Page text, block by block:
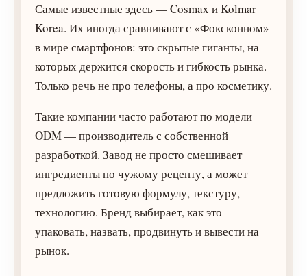
Самые известные здесь — Cosmax и Kolmar
Korea. Их иногда сравнивают с «Фоксконном»
в мире смартфонов: это скрытые гиганты, на
которых держится скорость и гибкость рынка.
Только речь не про телефоны, а про косметику.
Такие компании часто работают по модели
ODM — производитель с собственной
разработкой. Завод не просто смешивает
ингредиенты по чужому рецепту, а может
предложить готовую формулу, текстуру,
технологию. Бренд выбирает, как это
упаковать, назвать, продвинуть и вывести на
рынок.